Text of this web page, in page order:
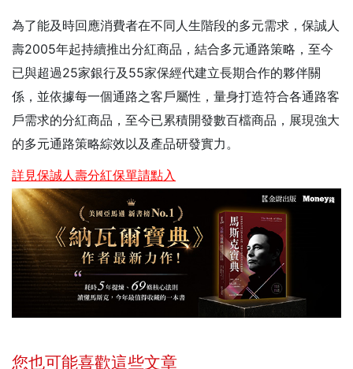
為了能及時回應消費者在不同人生階段的多元需求，保誠人
壽2005年起持續推出分紅商品，結合多元通路策略，至今
已與超過25家銀行及55家保經代建立長期合作的夥伴關
係，並依據每一個通路之客戶屬性，量身打造符合各通路客
戶需求的分紅商品，至今已累積開發數百檔商品，展現強大
的多元通路策略綜效以及產品研發實力。
詳見保誠人壽分紅保單請點入